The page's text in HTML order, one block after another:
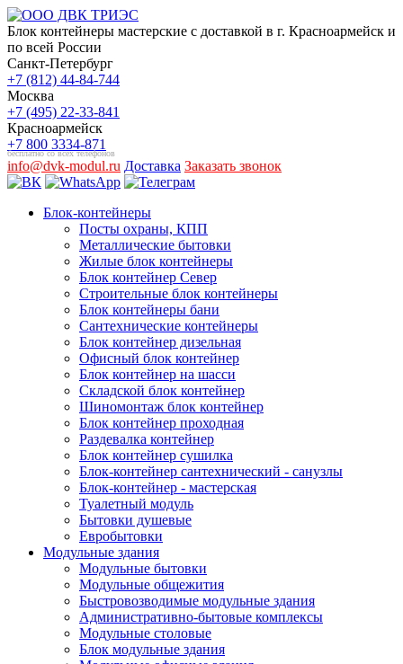
Блок контейнеры мастерские с доставкой в г. Красноармейск и
по всей России
Санкт-Петербург
+7 (812) 44-84-744
Москва
+7 (495) 22-33-841
Красноармейск
+7 800 3334-871
бесплатно со всех телефонов
info@dvk-modul.ru Доставка Заказать звонок
Блок-контейнеры
Посты охраны, КПП
Металлические бытовки
Жилые блок контейнеры
Блок контейнер Север
Строительные блок контейнеры
Блок контейнеры бани
Сантехнические контейнеры
Блок контейнер дизельная
Офисный блок контейнер
Блок контейнер на шасси
Складской блок контейнер
Шиномонтаж блок контейнер
Блок контейнер проходная
Раздевалка контейнер
Блок контейнер сушилка
Блок-контейнер сантехнический - санузлы
Блок-контейнер - мастерская
Туалетный модуль
Бытовки душевые
Евробытовки
Модульные здания
Модульные бытовки
Модульные общежития
Быстровозводимые модульные здания
Административно-бытовые комплексы
Модульные столовые
Блок модульные здания